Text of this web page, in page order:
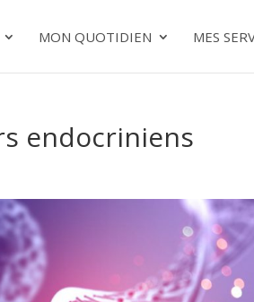
MON QUOTIDIEN MES
endocriniens